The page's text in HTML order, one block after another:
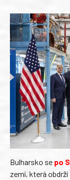
Bulharsko se po
zemí, která obdrží